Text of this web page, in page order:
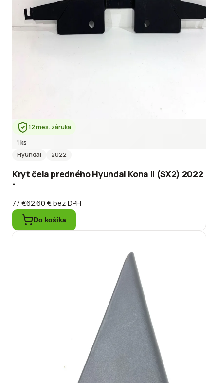
12 mes. záruka
1 ks
Hyundai
2022
Kryt čela predného Hyundai Kona II (SX2) 2022
-
77 €62.60 €bez DPH
Do košíka